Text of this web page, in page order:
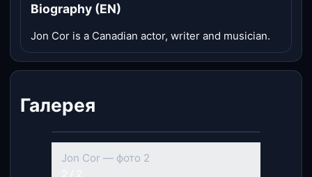
Biography (EN)
Jon Cor is a Canadian actor, writer and musician.
Галерея
‹ ›
Jon Cor — фото 2